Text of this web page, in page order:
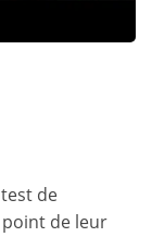
de
de leur